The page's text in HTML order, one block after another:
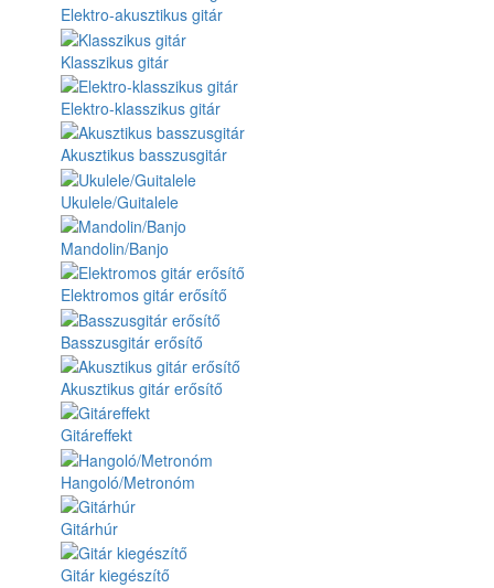
Elektro-akusztikus gitár
Klasszikus gitár
Elektro-klasszikus gitár
Akusztikus basszusgitár
Ukulele/Guitalele
Mandolin/Banjo
Elektromos gitár erősítő
Basszusgitár erősítő
Akusztikus gitár erősítő
Gitáreffekt
Hangoló/Metronóm
Gitárhúr
Gitár kiegészítő